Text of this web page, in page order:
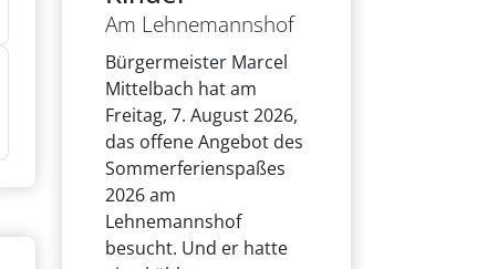
Am Lehnemannshof
Bürgermeister Marcel
Mittelbach hat am
Freitag, 7. August 2026,
das offene Angebot des
Sommerferienspaßes
2026 am
Lehnemannshof
besucht. Und er hatte